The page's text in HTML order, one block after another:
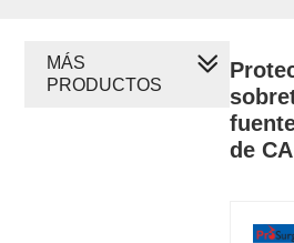
de CA
MÁS
PRODUCTOS